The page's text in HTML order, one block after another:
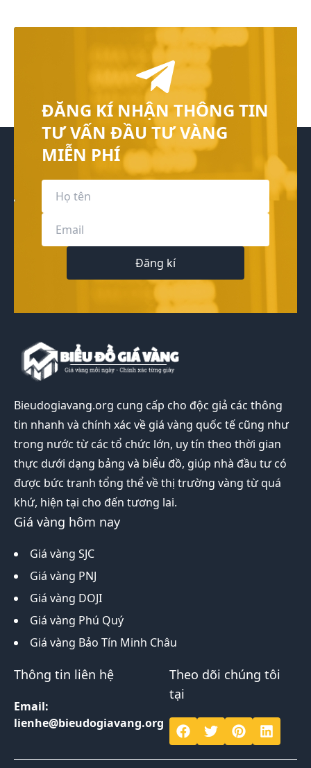
ĐĂNG KÍ NHẬN THÔNG TIN
TƯ VẤN ĐẦU TƯ VÀNG
MIỄN PHÍ
Đăng kí
Bieudogiavang.org cung cấp cho độc giả các thông
tin nhanh và chính xác về giá vàng quốc tế cũng như
trong nước từ các tổ chức lớn, uy tín theo thời gian
thực dưới dạng bảng và biểu đồ, giúp nhà đầu tư có
được bức tranh tổng thể về thị trường vàng từ quá
khứ, hiện tại cho đến tương lai.
Giá vàng hôm nay
Giá vàng SJC
Giá vàng PNJ
Giá vàng DOJI
Giá vàng Phú Quý
Giá vàng Bảo Tín Minh Châu
Thông tin liên hệ
Email:
lienhe@bieudogiavang.org
Theo dõi chúng tôi
tại